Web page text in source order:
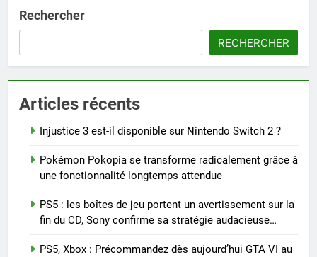
Rechercher
RECHERCHER
Articles récents
Injustice 3 est-il disponible sur Nintendo Switch 2 ?
Pokémon Pokopia se transforme radicalement grâce à
une fonctionnalité longtemps attendue
PS5 : les boîtes de jeu portent un avertissement sur la
fin du CD, Sony confirme sa stratégie audacieuse…
PS5, Xbox : Précommandez dès aujourd’hui GTA VI au